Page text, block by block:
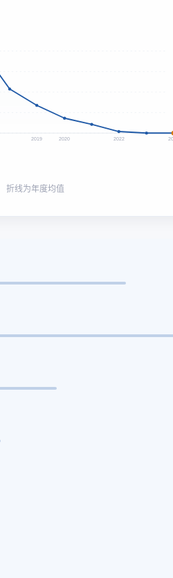
2019 2020 2022
折线为年度均值